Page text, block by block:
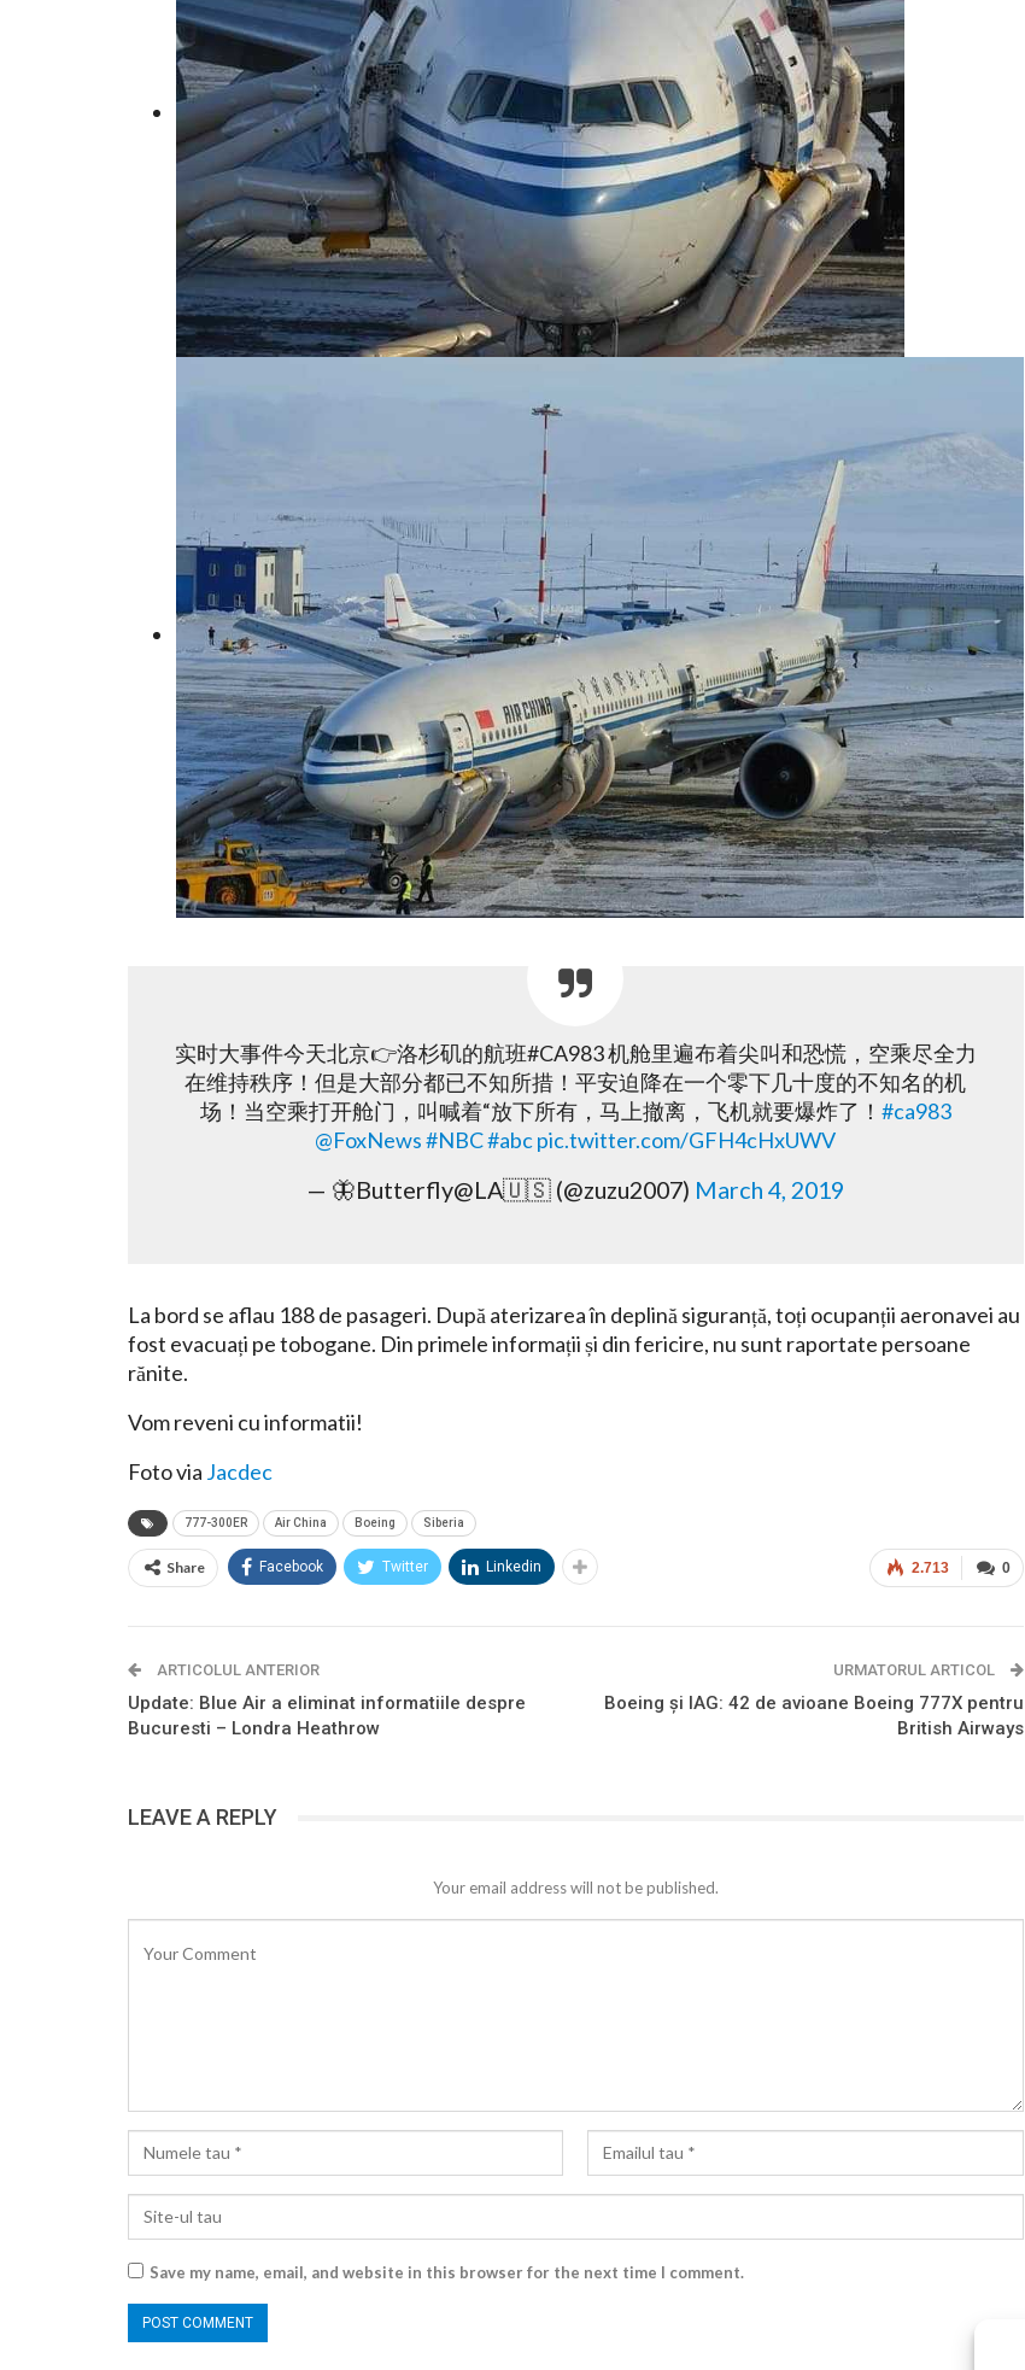
实时大事件今天北京👉洛杉矶的航班#CA983 机舱里遍布着尖叫和恐慌，空乘尽全力
在维持秩序！但是大部分都已不知所措！平安迫降在一个零下几十度的不知名的机
场！当空乘打开舱门，叫喊着“放下所有，马上撤离，飞机就要爆炸了！ #ca983
@FoxNews#NBC#abcpic.twitter.com/GFH4cHxUWV
— 🦋Butterfly@LA🇺🇸 (@zuzu2007) March 4, 2019
La bord se aflau 188 de pasageri. După aterizarea în deplină siguranță, toți ocupanții aeronavei au
fost evacuați pe tobogane. Din primele informații și din fericire, nu sunt raportate persoane
rănite.
Vom reveni cu informatii!
Foto via Jacdec
777-300ER Air China Boeing Siberia
0
2.713
Share Facebook Twitter Linkedin
ARTICOLUL ANTERIOR
Update: Blue Air a eliminat informatiile despre
Bucuresti – Londra Heathrow
URMATORUL ARTICOL
Boeing și IAG: 42 de avioane Boeing 777X pentru
British Airways
LEAVE A REPLY
Your email address will not be published.
Save my name, email, and website in this browser for the next time I comment.